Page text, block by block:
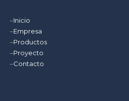
–Inicio
–Empresa
–Productos
–Proyecto
–Contacto